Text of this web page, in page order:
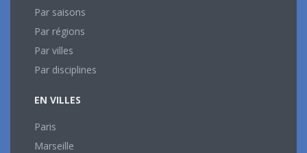
Par saisons
Par régions
Par villes
Par disciplines
EN VILLES
Paris
Marseille